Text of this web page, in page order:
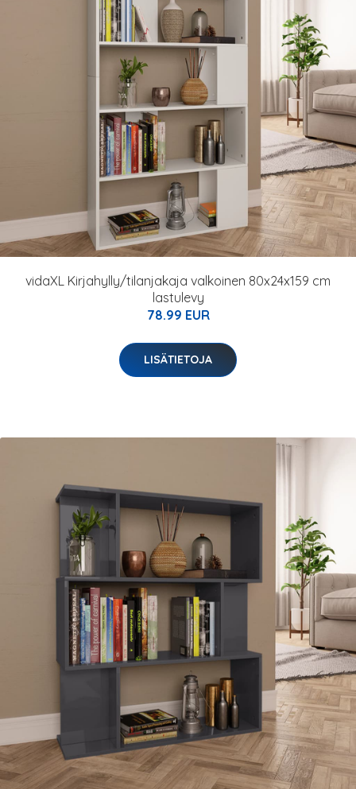
vidaXL Kirjahylly/tilanjakaja valkoinen 80x24x159 cm
lastulevy
78.99 EUR
LISÄTIETOJA